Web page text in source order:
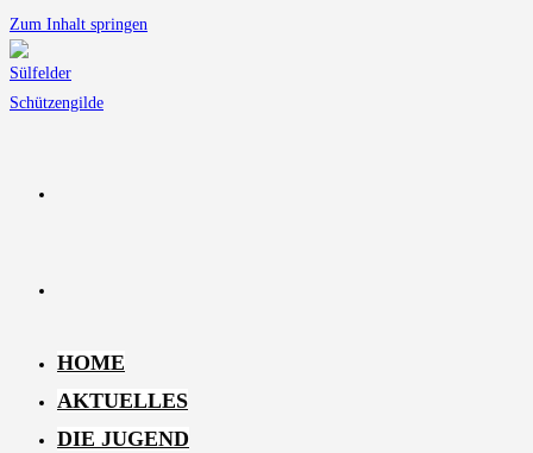
Zum Inhalt springen
HOME
AKTUELLES
DIE JUGEND